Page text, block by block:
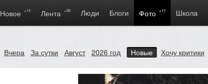
Новое +11 Лента +50 Люди Блоги Фото +11 Школа
Вчера За сутки Август 2026 год Новые Хочу критики